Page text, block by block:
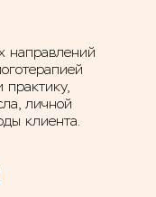
направлений
практику,
личной
клиента.